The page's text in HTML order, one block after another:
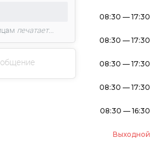
08:30 — 17:30
08:30 — 17:30
08:30 — 17:30
08:30 — 17:30
08:30 — 16:30
Выходной
печатает...